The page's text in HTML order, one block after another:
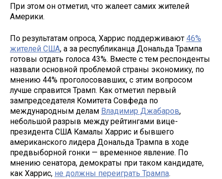
При этом он отметил, что жалеет самих жителей
Америки.
По результатам опроса, Харрис поддерживают 46%
жителей США, а за республиканца Дональда Трампа
готовы отдать голоса 43%. Вместе с тем респонденты
назвали основной проблемой страны экономику, по
мнению 44% проголосовавших, с этим вопросом
лучше справится Трамп. Как отметил первый
зампредседателя Комитета Совфеда по
международным делам Владимир Джабаров,
небольшой разрыв между рейтингами вице-
президента США Камалы Харрис и бывшего
американского лидера Дональда Трампа в ходе
предвыборной гонки — временное явление. По
мнению сенатора, демократы при таком кандидате,
как Харрис, не должны переиграть Трампа.